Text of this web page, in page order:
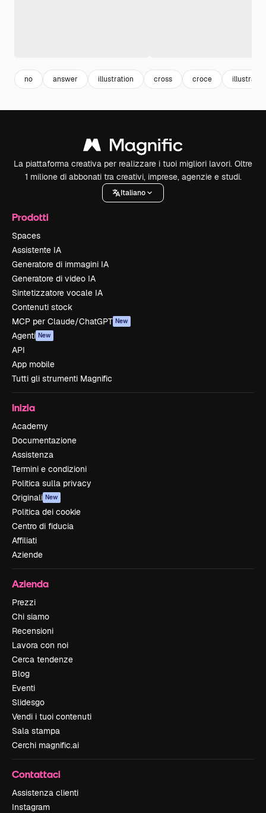
no answer illustration cross croce
La piattaforma creativa per realizzare i tuoi migliori lavori. Oltre
1 milione di abbonati tra creativi, imprese, agenzie e studi.
Italiano
Prodotti
Spaces
Assistente IA
Generatore di immagini IA
Generatore di video IA
Sintetizzatore vocale IA
Contenuti stock
MCP per Claude/ChatGPT New
Agenti New
API
App mobile
Tutti gli strumenti Magnific
Inizia
Academy
Documentazione
Assistenza
Termini e condizioni
Politica sulla privacy
Originali New
Politica dei cookie
Centro di fiducia
Affiliati
Aziende
Azienda
Prezzi
Chi siamo
Recensioni
Lavora con noi
Cerca tendenze
Blog
Eventi
Slidesgo
Vendi i tuoi contenuti
Sala stampa
Cerchi magnific.ai
Contattaci
Assistenza clienti
Instagram